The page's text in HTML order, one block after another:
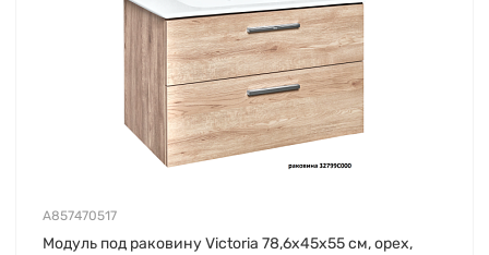
A857470517
Модуль под раковину Victoria 78,6х45х55 см, орех,